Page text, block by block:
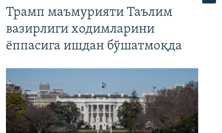
Трамп маъмурияти Таълим
вазирлиги ходимларини
ёппасига ишдан бўшатмоқда